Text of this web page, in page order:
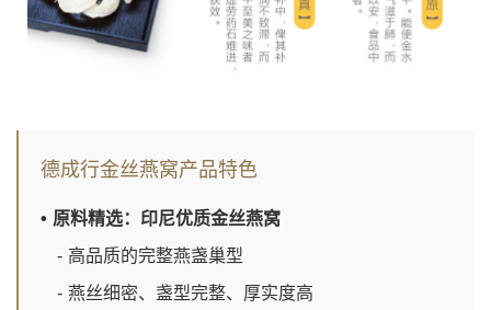
德成行金丝燕窝产品特色
• 原料精选：印尼优质金丝燕窝
- 高品质的完整燕盏巢型
- 燕丝细密、盏型完整、厚实度高